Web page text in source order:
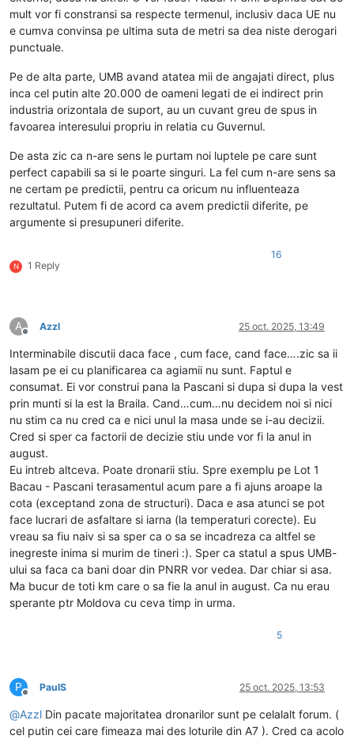
mult vor fi constransi sa respecte termenul, inclusiv daca UE nu
e cumva convinsa pe ultima suta de metri sa dea niste derogari
punctuale.
Pe de alta parte, UMB avand atatea mii de angajati direct, plus
inca cel putin alte 20.000 de oameni legati de ei indirect prin
industria orizontala de suport, au un cuvant greu de spus in
favoarea interesului propriu in relatia cu Guvernul.
De asta zic ca n-are sens le purtam noi luptele pe care sunt
perfect capabili sa si le poarte singuri. La fel cum n-are sens sa
ne certam pe predictii, pentru ca oricum nu influenteaza
rezultatul. Putem fi de acord ca avem predictii diferite, pe
argumente si presupuneri diferite.
N 1 Reply
16
A
Deconectat
Azzl 25 oct. 2025, 13:49
Interminabile discutii daca face , cum face, cand face….zic sa ii
lasam pe ei cu planificarea ca agiamii nu sunt. Faptul e
consumat. Ei vor construi pana la Pascani si dupa si dupa la vest
prin munti si la est la Braila. Cand…cum…nu decidem noi si nici
nu stim ca nu cred ca e nici unul la masa unde se i-au decizii.
Cred si sper ca factorii de decizie stiu unde vor fi la anul in
august.
Eu intreb altceva. Poate dronarii stiu. Spre exemplu pe Lot 1
Bacau - Pascani terasamentul acum pare a fi ajuns aroape la
cota (exceptand zona de structuri). Daca e asa atunci se pot
face lucrari de asfaltare si iarna (la temperaturi corecte). Eu
vreau sa fiu naiv si sa sper ca o sa se incadreza ca altfel se
inegreste inima si murim de tineri :). Sper ca statul a spus UMB-
ului sa faca ca bani doar din PNRR vor vedea. Dar chiar si asa.
Ma bucur de toti km care o sa fie la anul in august. Ca nu erau
sperante ptr Moldova cu ceva timp in urma.
5
P
Deconectat
PaulS 25 oct. 2025, 13:53
@Azzl Din pacate majoritatea dronarilor sunt pe celalalt forum. (
cel putin cei care fimeaza mai des loturile din A7 ). Cred ca acolo